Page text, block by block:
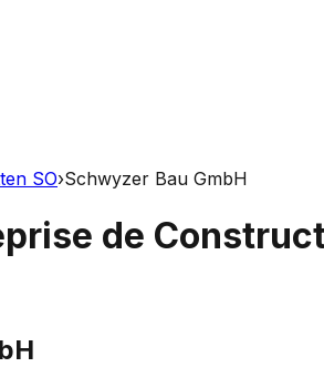
SO›Schwyzer Bau GmbH
de